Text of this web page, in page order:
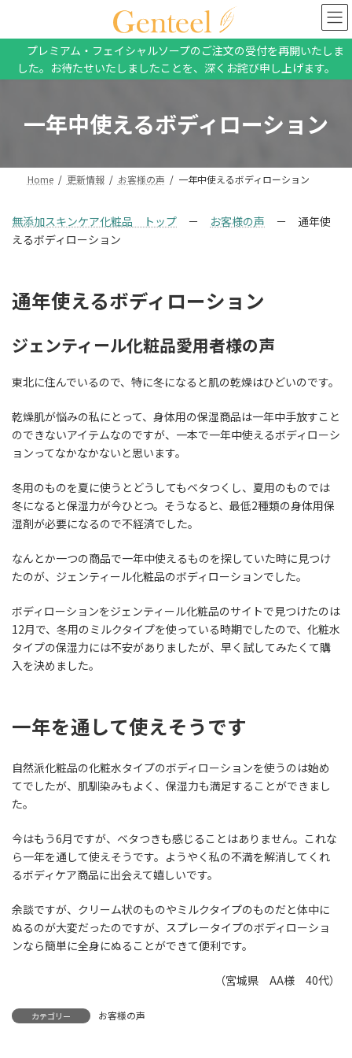
テ
ゲ
プレミアム・フェイシャルソープのご注文の受付を再開いたしま
した。お待たせいたしましたことを、深くお詫び申し上げます。
一年中使えるボディローション
Home 更新情報 お客様の声 一年中使えるボディローション
無添加スキンケア化粧品 トップ － お客様の声 － 通年使
えるボディローション
通年使えるボディローション
ジェンティール化粧品愛用者様の声
東北に住んでいるので、特に冬になると肌の乾燥はひどいのです。
乾燥肌が悩みの私にとって、身体用の保湿商品は一年中手放すこと
のできないアイテムなのですが、一本で一年中使えるボディローシ
ョンってなかなかないと思います。
冬用のものを夏に使うとどうしてもベタつくし、夏用のものでは
冬になると保湿力が今ひとつ。そうなると、最低2種類の身体用保
湿剤が必要になるので不経済でした。
なんとか一つの商品で一年中使えるものを探していた時に見つけ
たのが、ジェンティール化粧品のボディローションでした。
ボディローションをジェンティール化粧品のサイトで見つけたのは
12月で、冬用のミルクタイプを使っている時期でしたので、化粧水
タイプの保湿力には不安がありましたが、早く試してみたくて購
入を決めました。
一年を通して使えそうです
自然派化粧品の化粧水タイプのボディローションを使うのは始め
てでしたが、肌馴染みもよく、保湿力も満足することができまし
た。
今はもう6月ですが、ベタつきも感じることはありません。これな
ら一年を通して使えそうです。ようやく私の不満を解消してくれ
るボディケア商品に出会えて嬉しいです。
余談ですが、クリーム状のものやミルクタイプのものだと体中に
ぬるのが大変だったのですが、スプレータイプのボディローショ
ンなら簡単に全身にぬることができて便利です。
（宮城県 AA様 40代）
カテゴリー お客様の声